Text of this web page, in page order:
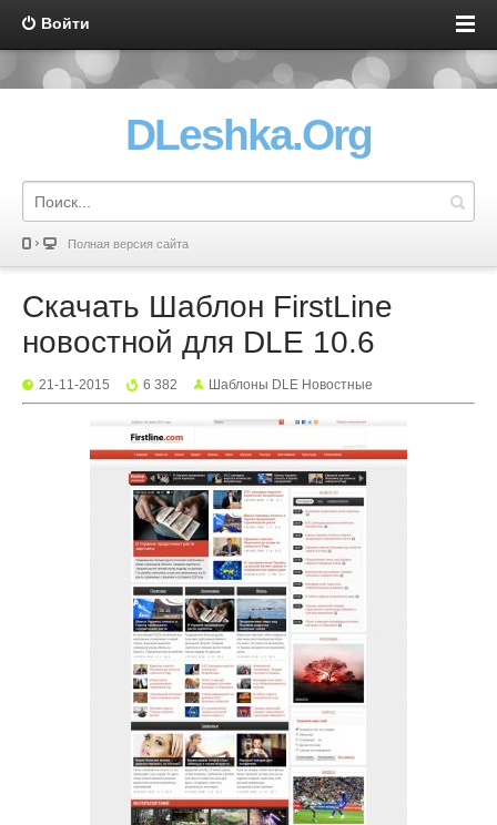
Войти
DLeshka.Org
Полная версия сайта
Скачать Шаблон FirstLine
новостной для DLE 10.6
21-11-2015 6 382 Шаблоны DLE Новостные